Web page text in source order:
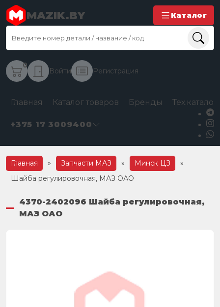
MAZIK.BY Каталог
0
Войти Регистрация
Главная Каталог товаров Бренды
+375 17 3009400
Главная » Запчасти МАЗ » Минск ЦЗ
»
Шайба регулировочная, МАЗ ОАО
4370-2402096 Шайба регулировочная,
МАЗ ОАО